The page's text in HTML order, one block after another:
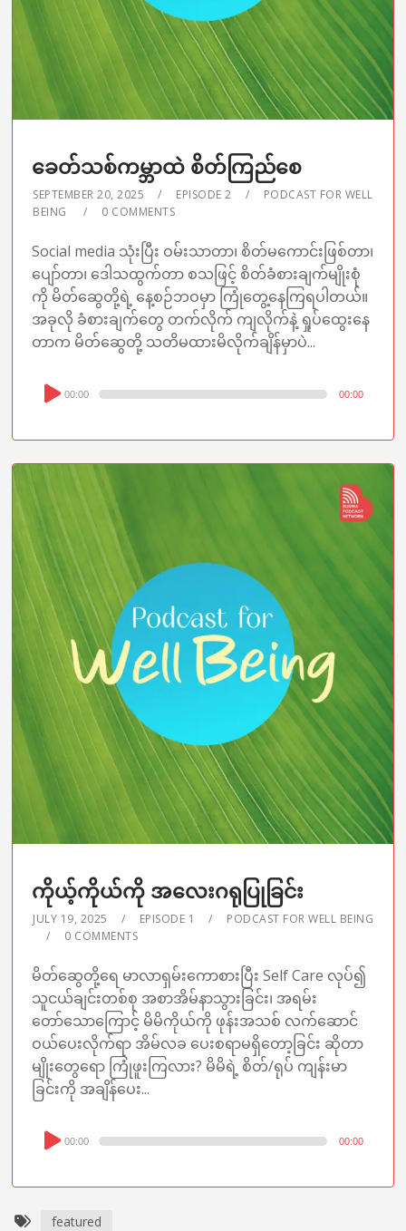
ခေတ်သစ်ကမ္ဘာထဲ စိတ်ကြည်စေ
SEPTEMBER 20, 2025 EPISODE 2
PODCAST FOR WELL
BEING
0 COMMENTS
Social media သုံးပြီး ဝမ်းသာတာ၊ စိတ်မကောင်းဖြစ်တာ၊
ပျော်တာ၊ ဒေါသထွက်တာ စသဖြင့် စိတ်ခံစားချက်မျိုးစုံ
ကို မိတ်ဆွေတို့ရဲ့ နေ့စဉ်ဘဝမှာ ကြုံတွေ့နေကြရပါတယ်။
အခုလို ခံစားချက်တွေ တက်လိုက် ကျလိုက်နဲ့ ရှုပ်ထွေးနေ
တာက မိတ်ဆွေတို့ သတိမထားမိလိုက်ချိန်မှာပဲ...
Audio
Player
00:00 00:00
ကိုယ့်ကိုယ်ကို အလေးဂရုပြုခြင်း
JULY 19, 2025 EPISODE 1
PODCAST FOR WELL BEING
0 COMMENTS
မိတ်ဆွေတို့ရေ မာလာရှမ်းကောစားပြီး Self Care လုပ်၍
သူငယ်ချင်းတစ်စု အစာအိမ်နာသွားခြင်း၊ အရမ်း
တော်သောကြောင့် မိမိကိုယ်ကို ဖုန်းအသစ် လက်ဆောင်
ဝယ်ပေးလိုက်ရာ အိမ်လခ ပေးစရာမရှိတော့ခြင်း ဆိုတာ
မျိုးတွေရော ကြုံဖူးကြလား? မိမိရဲ့ စိတ်/ရုပ် ကျန်းမာ
ခြင်းကို အချိန်ပေး...
Audio
Player
00:00 00:00
featured